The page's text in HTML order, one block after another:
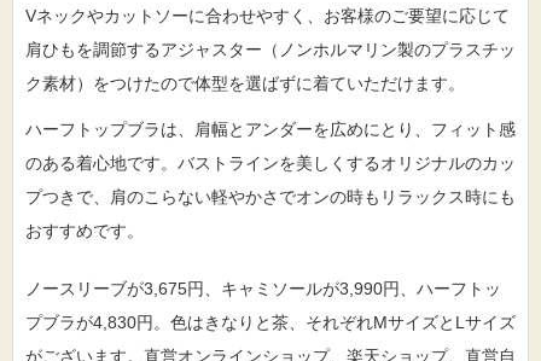
Vネックやカットソーに合わせやすく、お客様のご要望に応じて
肩ひもを調節するアジャスター（ノンホルマリン製のプラスチッ
ク素材）をつけたので体型を選ばずに着ていただけます。
ハーフトップブラは、肩幅とアンダーを広めにとり、フィット感
のある着心地です。バストラインを美しくするオリジナルのカッ
プつきで、肩のこらない軽やかさでオンの時もリラックス時にも
おすすめです。
ノースリーブが3,675円、キャミソールが3,990円、ハーフトッ
プブラが4,830円。色はきなりと茶、それぞれMサイズとLサイズ
がございます。直営オンラインショップ、楽天ショップ、直営自